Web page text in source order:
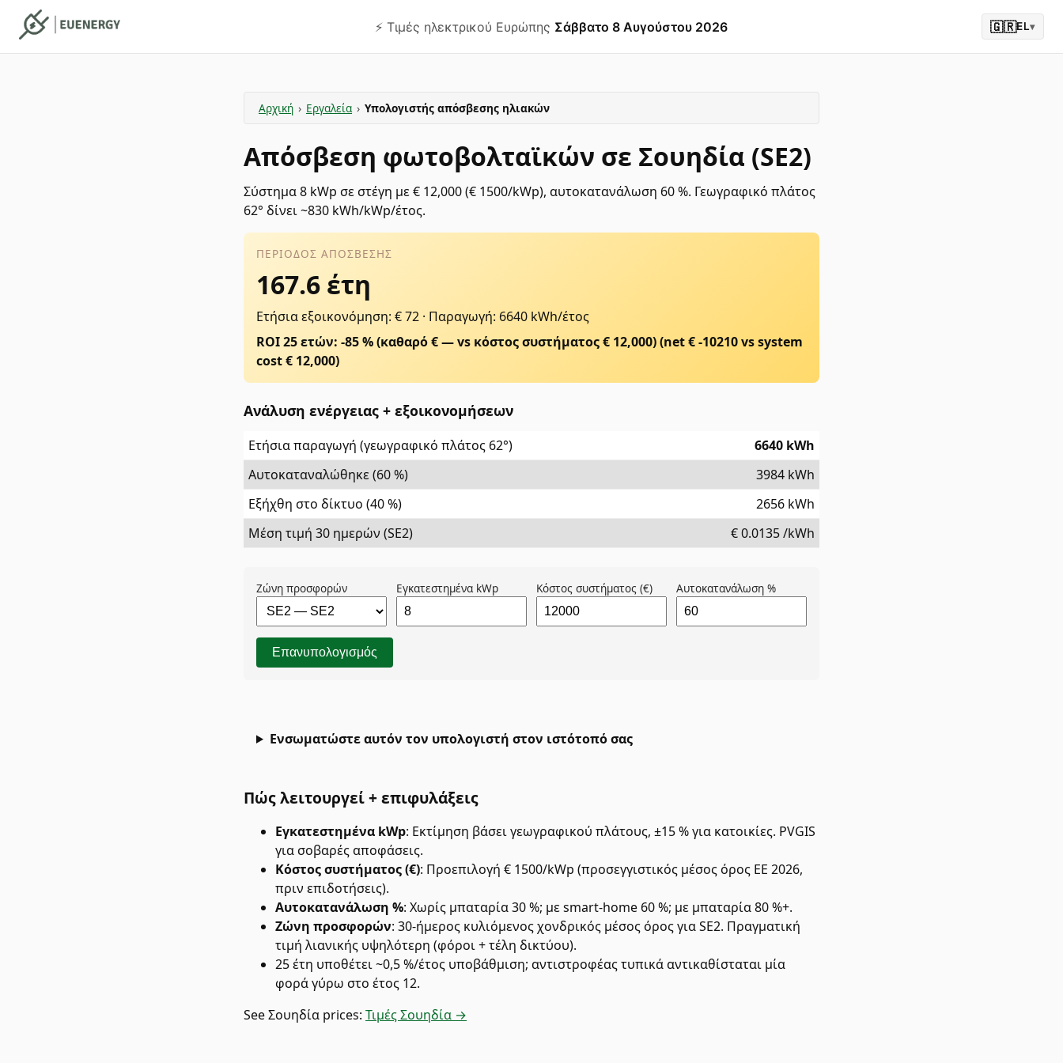
⚡️ Τιμές ηλεκτρικού Ευρώπης Σάββατο 8 Αυγούστου 2026 🇬🇷EL▾
Αρχική › Εργαλεία › Υπολογιστής απόσβεσης ηλιακών
Απόσβεση φωτοβολταϊκών σε Σουηδία (SE2)
Σύστημα 8 kWp σε στέγη με € 12,000 (€ 1500/kWp), αυτοκατανάλωση 60 %. Γεωγραφικό πλάτος
62° δίνει ~830 kWh/kWp/έτος.
ΠΕΡΊΟΔΟΣ ΑΠΌΣΒΕΣΗΣ
167.6 έτη
Ετήσια εξοικονόμηση: € 72 · Παραγωγή: 6640 kWh/έτος
ROI 25 ετών: -85 % (καθαρό € — vs κόστος συστήματος € 12,000)(net €-10210vs system
cost € 12,000)
Ανάλυση ενέργειας + εξοικονομήσεων
Ετήσια παραγωγή (γεωγραφικό πλάτος 62°) 6640 kWh
Αυτοκαταναλώθηκε (60 %)
3984 kWh
Εξήχθη στο δίκτυο (40 %)
2656 kWh
Μέση τιμή 30 ημερών (SE2)
€0.0135/kWh
Ζώνη προσφορών Εγκατεστημένα kWp Κόστος συστήματος (€) Αυτοκατανάλωση %
Επανυπολογισμός
Ενσωματώστε αυτόν τον υπολογιστή στον ιστότοπό σας
Πώς λειτουργεί + επιφυλάξεις
Εγκατεστημένα kWp: Εκτίμηση βάσει γεωγραφικού πλάτους, ±15 % για κατοικίες. PVGIS
για σοβαρές αποφάσεις.
Κόστος συστήματος (€): Προεπιλογή € 1500/kWp (προσεγγιστικός μέσος όρος ΕΕ 2026,
πριν επιδοτήσεις).
Αυτοκατανάλωση %: Χωρίς μπαταρία 30 %; με smart-home 60 %; με μπαταρία 80 %+.
Ζώνη προσφορών: 30-ήμερος κυλιόμενος χονδρικός μέσος όρος για SE2. Πραγματική
τιμή λιανικής υψηλότερη (φόροι + τέλη δικτύου).
25 έτη υποθέτει ~0,5 %/έτος υποβάθμιση; αντιστροφέας τυπικά αντικαθίσταται μία
φορά γύρω στο έτος 12.
SeeΣουηδία prices: Τιμές Σουηδία →